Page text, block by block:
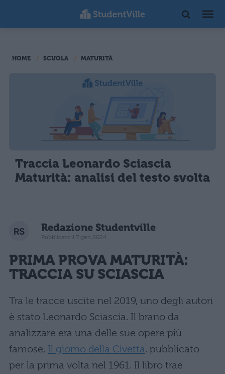
HOME SCUOLA MATURITÀ
Traccia Leonardo Sciascia
Maturità: analisi del testo svolta
Redazione Studentville
Pubblicato il 7 gen 2024
PRIMA PROVA MATURITÀ:
TRACCIA SU SCIASCIA
Tra le tracce uscite nel 2019, uno degli autori
è stato Leonardo Sciascia. Il brano da
analizzare era una delle sue opere più
famose, Il giorno della Civetta. pubblicato
per la prima volta nel 1961. Il libro trae